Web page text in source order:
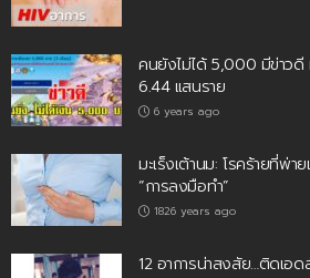
คนยังไม่ได้ 5,000 มีข่าวดี
6.44 แสนราย
6 years ago
มะเร็งเต้านม: โรคร้ายที่พ่า
“การลงมือทำ”
1826 years ago
12 อาการน่าสงสัย…ติดเอด